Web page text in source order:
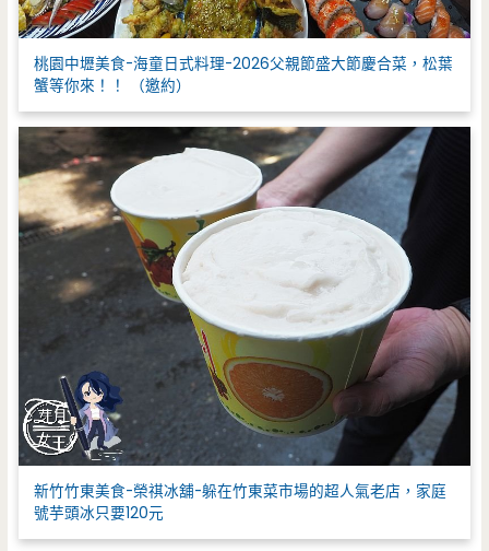
桃園中壢美食-海童日式料理-2026父親節盛大節慶合菜，松葉
蟹等你來！！ （邀約）
新竹竹東美食-榮祺冰舖-躲在竹東菜市場的超人氣老店，家庭
號芋頭冰只要120元